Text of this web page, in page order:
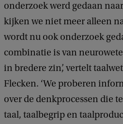
onderzoek werd gedaan
kijken we niet meer alleen
wordt nu ook onderzoek
combinatie is van
in bredere zin’, vertelt
Flecken. ‘We proberen
over de denkprocessen die
taal, taalbegrip en